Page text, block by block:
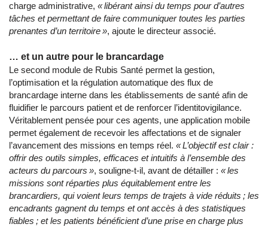
charge administrative, «libérant ainsi du temps pour d’autres
tâches et permettant de faire communiquer toutes les parties
prenantes d’un territoire », ajoute le directeur associé.
… et un autre pour le brancardage
Le second module de Rubis Santé permet la gestion,
l’optimisation et la régulation automatique des flux de
brancardage interne dans les établissements de santé afin de
fluidifier le parcours patient et de renforcer l’identitovigilance.
Véritablement pensée pour ces agents, une application mobile
permet également de recevoir les affectations et de signaler
l’avancement des missions en temps réel. «L’objectif est clair :
offrir des outils simples, efficaces et intuitifs à l’ensemble des
acteurs du parcours », souligne-t-il, avant de détailler : «les
missions sont réparties plus équitablement entre les
brancardiers, qui voient leurs temps de trajets à vide réduits ; les
encadrants gagnent du temps et ont accès à des statistiques
fiables ; et les patients bénéficient d’une prise en charge plus